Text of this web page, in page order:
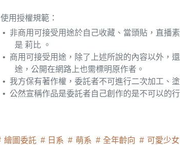
使用授權規範：
非商用可接受用途於自己收藏、當頭貼，直播
是 莉比 。
商用可接受用途，除了上述所說的內容以外，
途，公開在網路上也需標明原作者。
我方保有著作權，委託者不可進行二次加工、
公然宣稱作品是委託者自己創作的是不可以的行
繪圖委託 日系 萌系 全年齡向 可愛少女